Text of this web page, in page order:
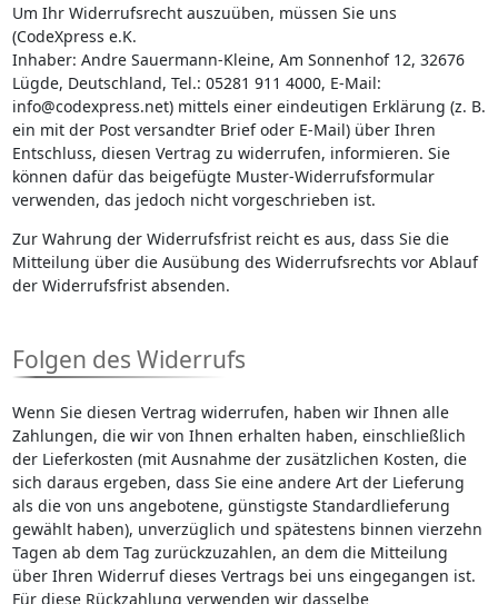
Um Ihr Widerrufsrecht auszuüben, müssen Sie uns
(CodeXpress e.K.
Inhaber: Andre Sauermann-Kleine, Am Sonnenhof 12, 32676
Lügde, Deutschland, Tel.: 05281 911 4000, E-Mail:
info@codexpress.net) mittels einer eindeutigen Erklärung (z. B.
ein mit der Post versandter Brief oder E-Mail) über Ihren
Entschluss, diesen Vertrag zu widerrufen, informieren. Sie
können dafür das beigefügte Muster-Widerrufsformular
verwenden, das jedoch nicht vorgeschrieben ist.
Zur Wahrung der Widerrufsfrist reicht es aus, dass Sie die
Mitteilung über die Ausübung des Widerrufsrechts vor Ablauf
der Widerrufsfrist absenden.
Folgen des Widerrufs
Wenn Sie diesen Vertrag widerrufen, haben wir Ihnen alle
Zahlungen, die wir von Ihnen erhalten haben, einschließlich
der Lieferkosten (mit Ausnahme der zusätzlichen Kosten, die
sich daraus ergeben, dass Sie eine andere Art der Lieferung
als die von uns angebotene, günstigste Standardlieferung
gewählt haben), unverzüglich und spätestens binnen vierzehn
Tagen ab dem Tag zurückzuzahlen, an dem die Mitteilung
über Ihren Widerruf dieses Vertrags bei uns eingegangen ist.
Für diese Rückzahlung verwenden wir dasselbe